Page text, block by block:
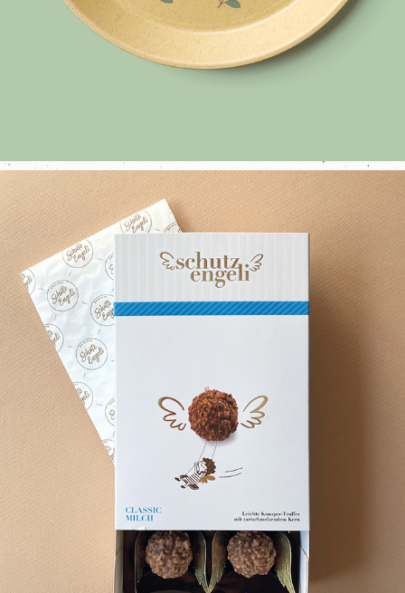
SCHUTZENGELI FÜR BACHMANN